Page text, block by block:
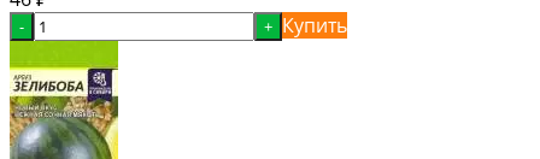
- + Купить